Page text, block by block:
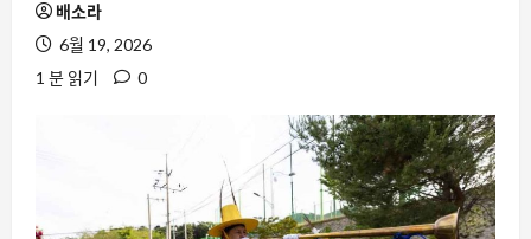
배소라
6월 19, 2026
1 분 읽기
0